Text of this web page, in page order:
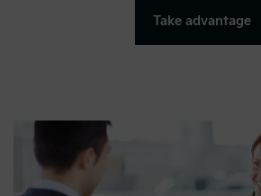
Take advantage